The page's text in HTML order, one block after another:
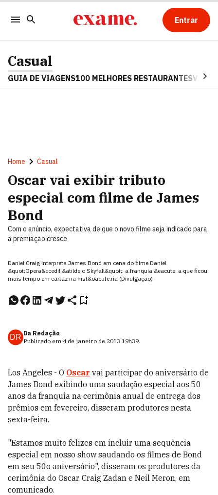
Entrar
Casual
GUIA DE VIAGENS100 MELHORES RESTAURANTES
Home Casual
Oscar vai exibir tributo
especial com filme de James
Bond
Com o anúncio, expectativa de que o novo filme seja indicado para
a premiação cresce
Daniel Craig interpreta James Bond em cena do filme Daniel
&quot;Opera&ccedil;&atilde;o Skyfall&quot;: a franquia &eacute; a que ficou
mais tempo em cartaz na hist&oacute;ria (Divulgação)
DR Da Redação
Publicado em 4 de janeiro de 2013 19h39.
Los Angeles - O Oscar vai participar do aniversário de
James Bond exibindo uma saudação especial aos 50
anos da franquia na cerimônia anual de entrega dos
prêmios em fevereiro, disseram produtores nesta
sexta-feira.
"Estamos muito felizes em incluir uma sequência
especial em nosso show saudando os filmes de Bond
em seu 50o aniversário", disseram os produtores da
cerimônia do Oscar, Craig Zadan e Neil Meron, em
comunicado.